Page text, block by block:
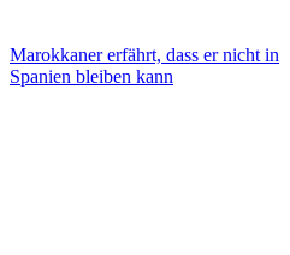
Marokkaner erfährt, dass er nicht in
Spanien bleiben kann